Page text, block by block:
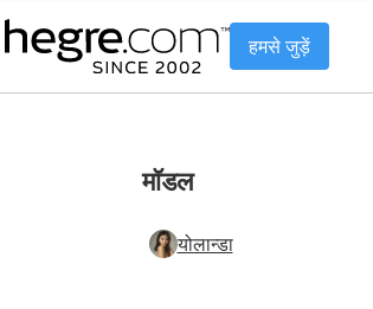
हमसे जुड़ें
मॉडल
योलान्डा